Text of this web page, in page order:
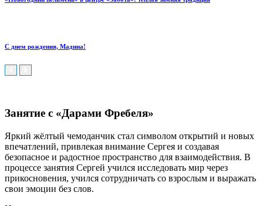
С днем рождения, Мадина!
Занятие с «Дарами Фребеля»
Яркий жёлтый чемоданчик стал символом открытий и новых
впечатлений, привлекая внимание Сергея и создавая
безопасное и радостное пространство для взаимодействия. В
процессе занятия Сергей учился исследовать мир через
прикосновения, учился сотрудничать со взрослым и выражать
свои эмоции без слов.